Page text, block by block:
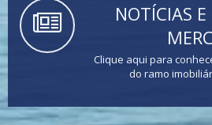
NOTÍCIAS
Clique aqui para
do ramo